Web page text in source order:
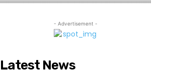
- Advertisement -
Latest News